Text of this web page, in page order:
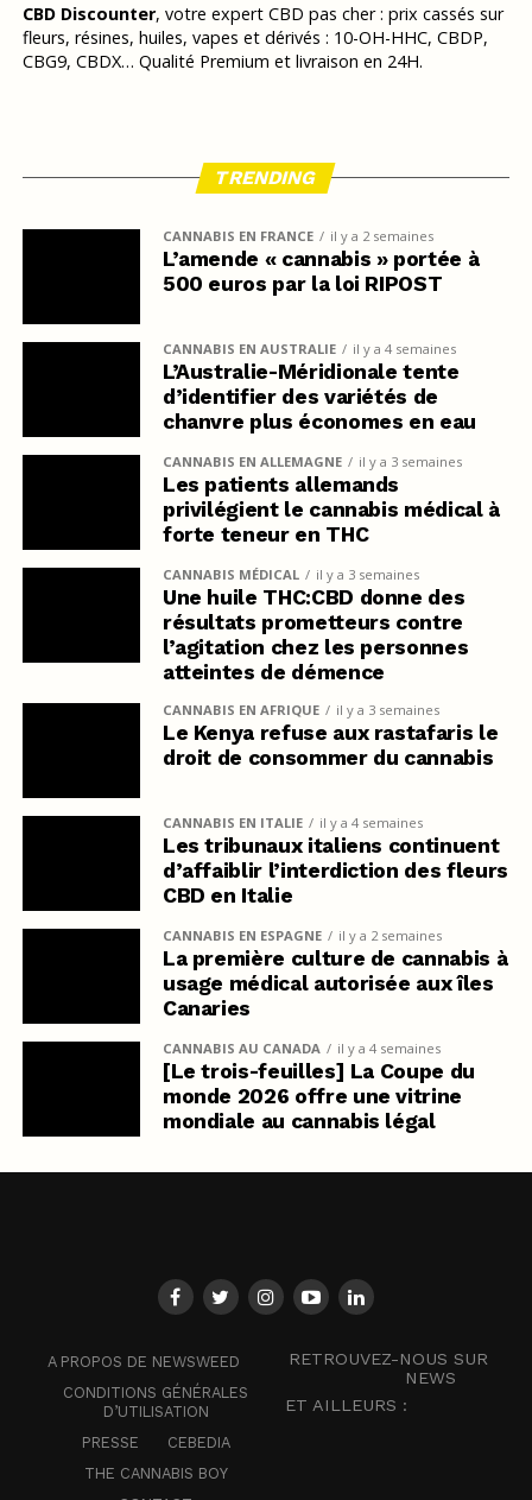
CBD Discounter, votre expert CBD pas cher : prix cassés sur
fleurs, résines, huiles, vapes et dérivés : 10-OH-HHC, CBDP,
CBG9, CBDX… Qualité Premium et livraison en 24H.
TRENDING
CANNABIS EN FRANCE il y a 2 semaines
L’amende « cannabis » portée à
500 euros par la loi RIPOST
CANNABIS EN AUSTRALIE il y a 4 semaines
L’Australie-Méridionale tente
d’identifier des variétés de
chanvre plus économes en eau
CANNABIS EN ALLEMAGNE il y a 3 semaines
Les patients allemands
privilégient le cannabis médical à
forte teneur en THC
CANNABIS MÉDICAL il y a 3 semaines
Une huile THC:CBD donne des
résultats prometteurs contre
l’agitation chez les personnes
atteintes de démence
CANNABIS EN AFRIQUE il y a 3 semaines
Le Kenya refuse aux rastafaris le
droit de consommer du cannabis
CANNABIS EN ITALIE il y a 4 semaines
Les tribunaux italiens continuent
d’affaiblir l’interdiction des fleurs
CBD en Italie
CANNABIS EN ESPAGNE il y a 2 semaines
La première culture de cannabis à
usage médical autorisée aux îles
Canaries
CANNABIS AU CANADA il y a 4 semaines
[Le trois-feuilles] La Coupe du
monde 2026 offre une vitrine
mondiale au cannabis légal
A PROPOS DE NEWSWEED
CONDITIONS GÉNÉRALES
D’UTILISATION
PRESSE
CEBEDIA
THE CANNABIS BOY
RETROUVEZ-NOUS SUR
NEWS
ET AILLEURS :